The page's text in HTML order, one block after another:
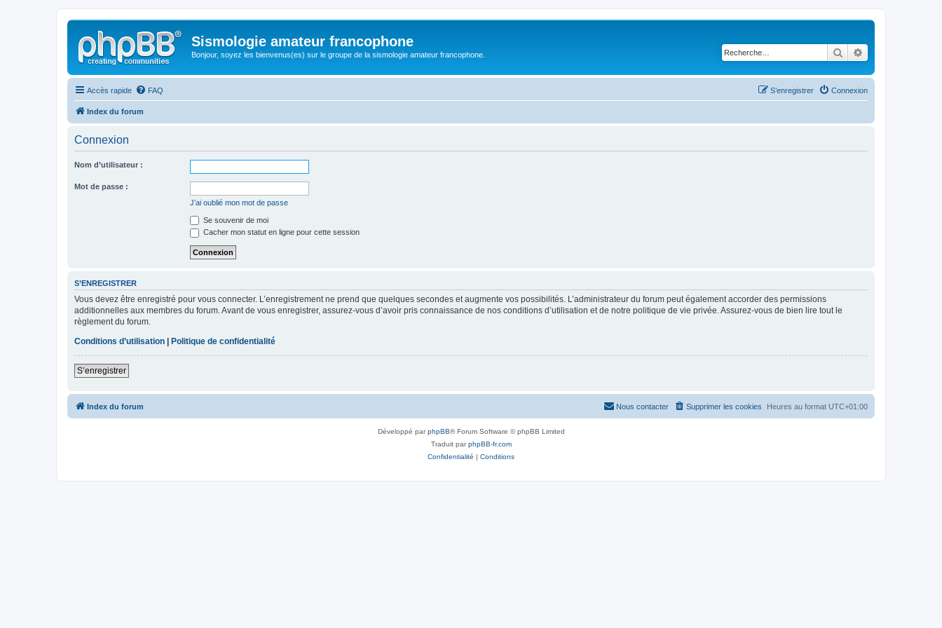
Sismologie amateur francophone
Bonjour, soyez les bienvenus(es) sur le groupe de la sismologie amateur francophone. Rechercher
Accès rapide FAQ Connexion
S’enregistrer
Index du forum
Connexion
Nom d’utilisateur :
Mot de passe :
J’ai oublié mon mot de passe
Se souvenir de moi
Cacher mon statut en ligne pour cette session
S’ENREGISTRER
Vous devez être enregistré pour vous connecter. L’enregistrement ne prend que quelques secondes et augmente vos possibilités. L’administrateur du forum peut également accorder des permissions
additionnelles aux membres du forum. Avant de vous enregistrer, assurez-vous d’avoir pris connaissance de nos conditions d’utilisation et de notre politique de vie privée. Assurez-vous de bien lire tout le
règlement du forum.
Conditions d’utilisation
Politique de confidentialité
S’enregistrer
Index du forum Heures au format UTC+01:00
Supprimer les cookies
Nous contacter
Développé parphpBB® Forum Software © phpBB Limited
Traduit parphpBB-fr.com
Confidentialité | Conditions